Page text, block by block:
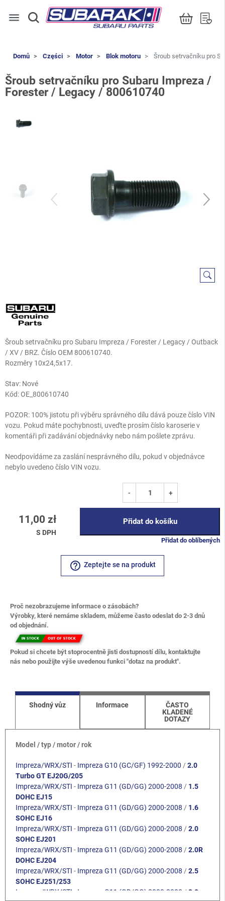
menu
Domů Części Motor Blok motoru Šroub setrvačníku pro
Šroub setrvačníku pro Subaru Impreza /
Forester / Legacy / 800610740
Šroub setrvačníku pro Subaru Impreza / Forester / Legacy / Outback
/ XV / BRZ. Číslo OEM 800610740.
Rozměry 10x24,5x17.
Stav: Nové
Kód:OE_800610740
POZOR: 100% jistotu při výběru správného dílu dává pouze číslo VIN
vozu. Pokud máte pochybnosti, uveďte prosím číslo karoserie v
komentáři při zadávání objednávky nebo nám pošlete zprávu.
Neodpovídáme za zaslání nesprávného dílu, pokud v objednávce
nebylo uvedeno číslo VIN vozu.
11,00 zł
S DPH
- +
Přidat do košíku
Přidat do oblíbených
help_outline Zeptejte se na produkt
Proč nezobrazujeme informace o zásobách?
Výrobky, které nemáme skladem, můžeme často odeslat do 2-3 dnů
od objednání.
Pokud si chcete být stoprocentně jisti dostupností dílu, kontaktujte
nás nebo použijte výše uvedenou funkci "dotaz na produkt".
Shodný vůz Informace
ČASTO
KLADENÉ
DOTAZY
Model / typ / motor / rok
Impreza/WRX/STI - Impreza G10 (GC/GF) 1992-2000 /2.0
Turbo GT EJ20G/205
Impreza/WRX/STI - Impreza G11 (GD/GG) 2000-2008 / 1.5
DOHC EJ15
Impreza/WRX/STI - Impreza G11 (GD/GG) 2000-2008 / 1.6
SOHC EJ16
Impreza/WRX/STI - Impreza G11 (GD/GG) 2000-2008 /2.0
SOHC EJ201
Impreza/WRX/STI - Impreza G11 (GD/GG) 2000-2008 /2.0R
DOHC EJ204
Impreza/WRX/STI - Impreza G11 (GD/GG) 2000-2008 /2.5
SOHC EJ251/253
Impreza/WRX/STI
Impreza G11 (GD/GG) 2000-2008 / 2.0